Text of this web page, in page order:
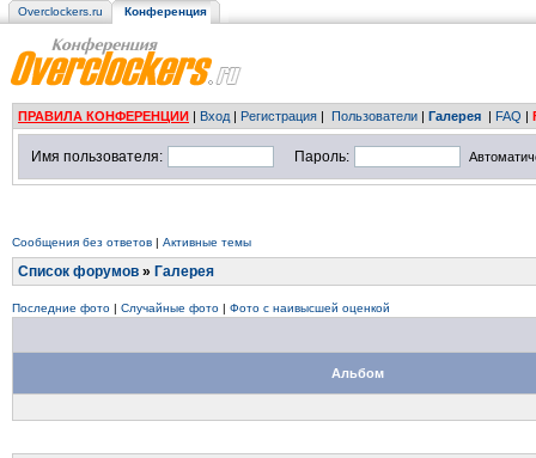
Overclockers.ru Конференция
ПРАВИЛА КОНФЕРЕНЦИИ | Вход | Регистрация | Пользователи | Галерея | FAQ |
Имя пользователя: Пароль:
Сообщения без ответов | Активные темы
Список форумов » Галерея
Последние фото | Случайные фото | Фото с наивысшей оценкой
Альбом